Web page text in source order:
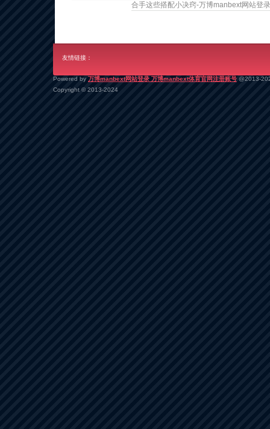
合手这些搭配小决窍-万博manbext网站登
友情链接：
Powered by 万博manbext网站登录 万博manbext体育官网注册账号 @2013-
Copyright © 2013-2024